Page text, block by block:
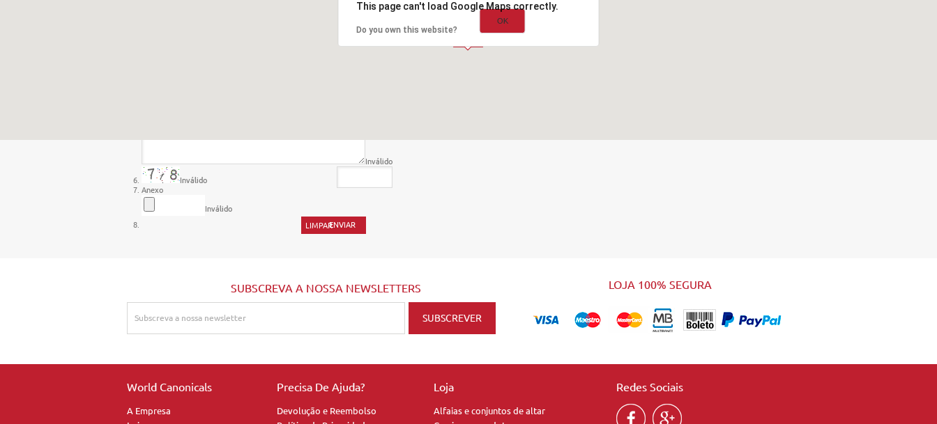
This page can't load Google Maps correctly.
Do you own this website?
OK
Inválido
Inválido
Anexo
Inválido
Portugal
info@worldcanonicals.com
SUBSCREVA A NOSSA NEWSLETTERS LOJA 100% SEGURA
World Canonicals
A Empresa
Precisa De Ajuda?
Devolução e Reembolso
Loja
Alfaias e conjuntos de altar
Redes Sociais